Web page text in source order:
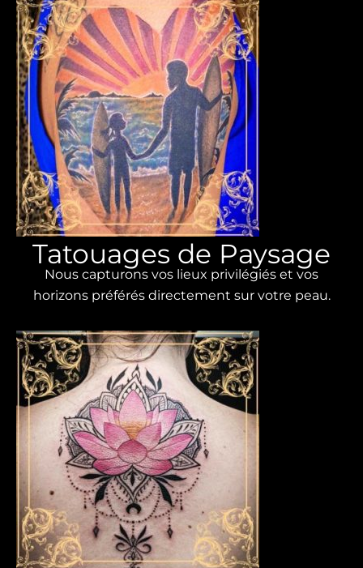
Tatouages ​​de Paysage
Nous capturons vos lieux privilégiés et vos
horizons préférés directement sur votre peau.